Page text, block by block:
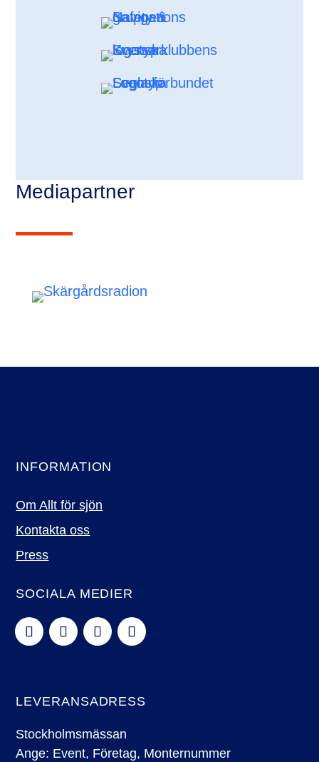
Mediapartner
INFORMATION
Om Allt för sjön
Kontakta oss
Press
SOCIALA MEDIER
LEVERANSADRESS
Stockholmsmässan
Ange: Event, Företag, Monternummer